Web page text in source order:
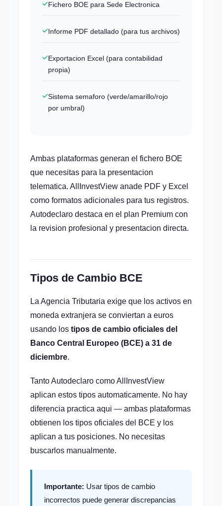
Fichero BOE para Sede Electronica
Informe PDF detallado (para tus archivos)
Exportacion Excel (para contabilidad
propia)
Sistema semaforo (verde/amarillo/rojo
por umbral)
Ambas plataformas generan el fichero BOE
que necesitas para la presentacion
telematica. AllInvestView anade PDF y Excel
como formatos adicionales para tus registros.
Autodeclaro destaca en el plan Premium con
la revision profesional y presentacion directa.
Tipos de Cambio BCE
La Agencia Tributaria exige que los activos en
moneda extranjera se conviertan a euros
usando los tipos de cambio oficiales del
Banco Central Europeo (BCE) a 31 de
diciembre.
Tanto Autodeclaro como AllInvestView
aplican estos tipos automaticamente. No hay
diferencia practica aqui — ambas plataformas
obtienen los tipos oficiales del BCE y los
aplican a tus posiciones. No necesitas
buscarlos manualmente.
Importante: Usar tipos de cambio
incorrectos puede generar discrepancias